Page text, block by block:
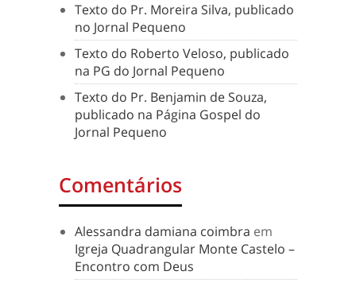
Texto do Pr. Moreira Silva, publicado
no Jornal Pequeno
Texto do Roberto Veloso, publicado
na PG do Jornal Pequeno
Texto do Pr. Benjamin de Souza,
publicado na Página Gospel do
Jornal Pequeno
Comentários
Alessandra damiana coimbra em
Igreja Quadrangular Monte Castelo –
Encontro com Deus